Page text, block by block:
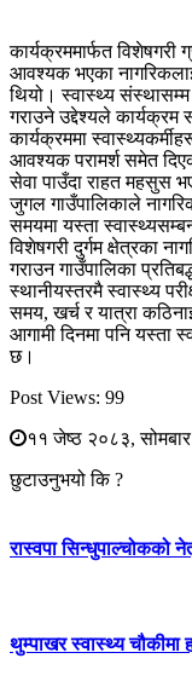
कार्यक्रममार्फत विशेषगरी
आवश्यक भएका
थियो। स्वास्थ्य
गराउने उद्देश्यले
कार्यक्रममा
आवश्यक परामर्श समेत
सेवा पाउँदा राहत महसुस
जुगल गाउँपालिकाले
समयमा यस्ता
विशेषगरी दुर्गम क्षेत्रका
गराउन गाउँपालिका
स्थानीयस्तरमै स्वास्थ्य
समय, खर्च र यात्रा
आगामी दिनमा पनि यस्ता
छ।
Post Views: 99
११ जेष्ठ २०८३,
छुटाउनुभयो कि ?
रास्वपा सिन्धुपाल्चोकको
थुम्पाखर स्वास्थ्य चौकीमा